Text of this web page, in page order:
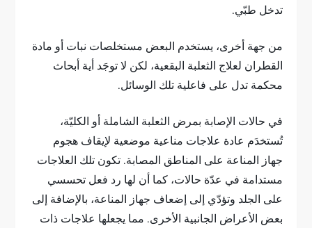
تدخل طبّي.
من جهة أخرى، يستخدم البعض مستخلصات نبات أو مادة
القطران لعلاج الثعلبة البقعية، لكن لا توجَد أية أبحاث
محكمة تدل على فاعلية تلك الوسائل.
في حالات الإصابة بمرض الثعلبة الشاملة أو الكليّة،
تُستخدَم عادة علاجات مناعية موضعية لإيقاف هجوم
جهاز المناعة على المناطق المصابة. تكون تلك العلاجات
مستدامة في عدّة حالات، كما أن لها رد فعل تحسسي
على الجلد وتؤدّي إلى إضعاف جهاز المناعة، بالإضافة إلى
بعض الأعراض الجانبية الأخرى. مما يجعلها علاجات ذات